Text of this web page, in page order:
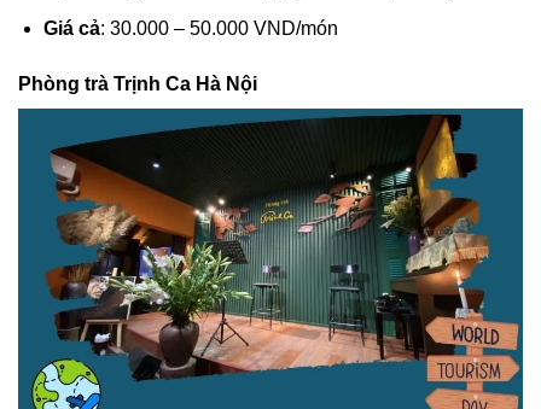
Giá cả: 30.000 – 50.000 VND/món
Phòng trà Trịnh Ca Hà Nội